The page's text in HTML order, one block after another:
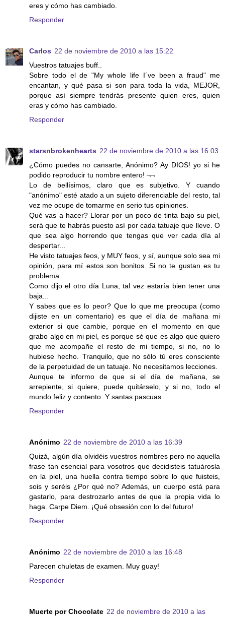
eres y cómo has cambiado.
Responder
Carlos 22 de noviembre de 2010 a las 15:22
Vuestros tatuajes buff..
Sobre todo el de "My whole life I´ve been a fraud" me
encantan, y qué pasa si son para toda la vida, MEJOR,
porque así siempre tendrás presente quien eres, quien
eras y cómo has cambiado.
Responder
starsnbrokenhearts 22 de noviembre de 2010 a las 16:03
¿Cómo puedes no cansarte, Anónimo? Ay DIOS! yo si he
podido reproducir tu nombre entero! ¬¬
Lo de bellísimos, claro que es subjetivo. Y cuando
"anónimo" esté atado a un sujeto diferenciable del resto, tal
vez me ocupe de tomarme en serio tus opiniones.
Qué vas a hacer? Llorar por un poco de tinta bajo su piel,
será que te habrás puesto así por cada tatuaje que lleve. O
que sea algo horrendo que tengas que ver cada día al
despertar...
He visto tatuajes feos, y MUY feos, y sí, aunque solo sea mi
opinión, para mí estos son bonitos. Si no te gustan es tu
problema.
Como dijo el otro día Luna, tal vez estaría bien tener una
baja...
Y sabes que es lo peor? Que lo que me preocupa (como
dijiste en un comentario) es que el día de mañana mi
exterior si que cambie, porque en el momento en que
grabo algo en mi piel, es porque sé que es algo que quiero
que me acompañe el resto de mi tiempo, si no, no lo
hubiese hecho. Tranquilo, que no sólo tú eres consciente
de la perpetuidad de un tatuaje. No necesitamos lecciones.
Aunque te informo de que si el día de mañana, se
arrepiente, si quiere, puede quitárselo, y si no, todo el
mundo feliz y contento. Y santas pascuas.
Responder
Anónimo 22 de noviembre de 2010 a las 16:39
Quizá, algún día olvidéis vuestros nombres pero no aquella
frase tan esencial para vosotros que decidisteis tatuárosla
en la piel, una huella contra tiempo sobre lo que fuisteis,
sois y seréis ¿Por qué no? Además, un cuerpo está para
gastarlo, para destrozarlo antes de que la propia vida lo
haga. Carpe Diem. ¡Qué obsesión con lo del futuro!
Responder
Anónimo 22 de noviembre de 2010 a las 16:48
Parecen chuletas de examen. Muy guay!
Responder
Muerte por Chocolate 22 de noviembre de 2010 a las